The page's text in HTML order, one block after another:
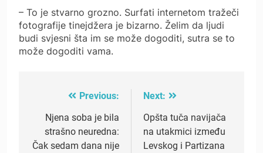
– To je stvarno grozno. Surfati internetom tražeči
fotografije tinejdžera je bizarno. Želim da ljudi
budi svjesni šta im se može dogoditi, sutra se to
može dogoditi vama.
navigation
Previous:
Njena soba je bila
strašno neuredna:
Čak sedam dana nije
Next:
Opšta tuča navijača
na utakmici između
Levskog i Partizana